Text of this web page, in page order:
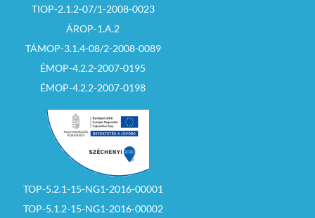
TIOP-2.1.2-07/1-2008-0023
ÁROP-1.A.2
TÁMOP-3.1.4-08/2-2008-0089
ÉMOP-4.2.2-2007-0195
ÉMOP-4.2.2-2007-0198
TOP-5.2.1-15-NG1-2016-00001
TOP-5.1.2-15-NG1-2016-00002